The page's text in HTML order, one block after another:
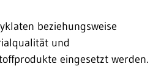
beziehungsweise
und
eingesetzt werden.